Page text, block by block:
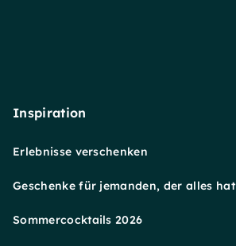
Inspiration
Erlebnisse verschenken
Geschenke für jemanden, der alles hat
Sommercocktails 2026